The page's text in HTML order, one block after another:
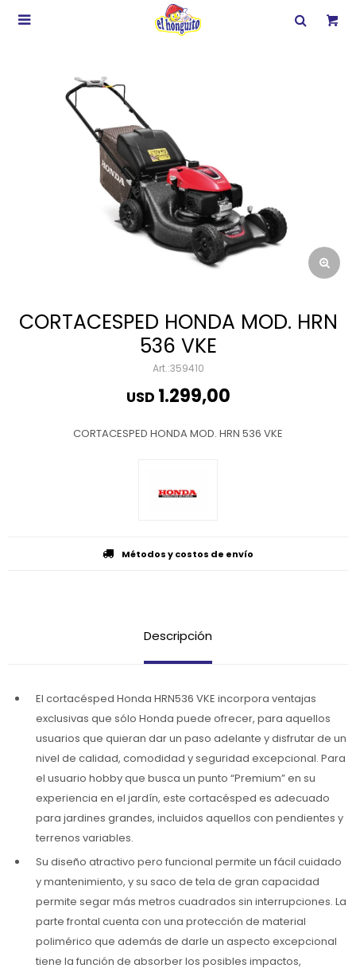

CORTACESPED HONDA MOD. HRN
536 VKE
359410
USD 1.299,00
CORTACESPED HONDA MOD. HRN 536 VKE
Métodos y costos de envío
Descripción
El cortacésped Honda HRN536 VKE incorpora ventajas
exclusivas que sólo Honda puede ofrecer, para aquellos
usuarios que quieran dar un paso adelante y disfrutar de un
nivel de calidad, comodidad y seguridad excepcional. Para
el usuario hobby que busca un punto “Premium” en su
experiencia en el jardín, este cortacésped es adecuado
para jardines grandes, incluidos aquellos con pendientes y
terrenos variables.
Su diseño atractivo pero funcional permite un fácil cuidado
y mantenimiento, y su saco de tela de gran capacidad
permite segar más metros cuadrados sin interrupciones. La
parte frontal cuenta con una protección de material
polimérico que además de darle un aspecto excepcional
tiene la función de absorber los posibles impactos,